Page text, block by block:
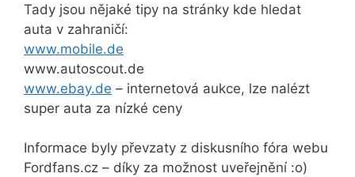
Tady jsou nějaké tipy na stránky kde hledat
auta v zahraničí:
www.mobile.de
www.autoscout.de
www.ebay.de – internetová aukce, lze nalézt
super auta za nízké ceny
Informace byly převzaty z diskusního fóra webu
Fordfans.cz – díky za možnost uveřejnění :o)